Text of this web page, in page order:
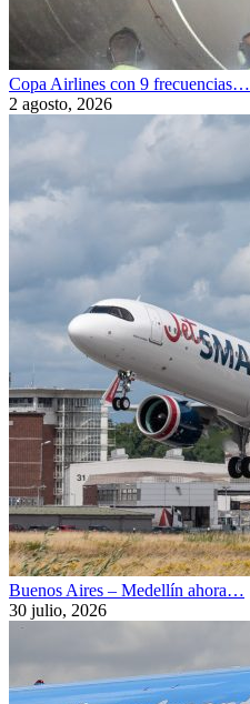
Copa Airlines con 9 frecuencias…
2 agosto, 2026
Buenos Aires – Medellín ahora…
30 julio, 2026